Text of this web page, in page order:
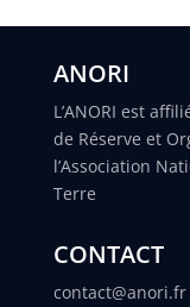
ANORI
L’ANORI est
de Réserve et
l’Association
Terre
CONTACT
contact@anori.fr